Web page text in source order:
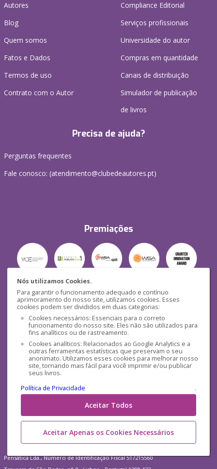
Nós utilizamos Cookies.
Para garantir o funcionamento adequado e contínuo
aprimoramento do nosso site, utilizamos cookies. Esses
cookies podem ser divididos em duas categorias:
Cookies necessários: Essenciais para o correto
funcionamento do nosso site. Eles não são utilizados para
fins analíticos ou de rastreamento.
Cookies analíticos: Relacionados ao Google Analytics e a
outras ferramentas estatísticas que preservam o seu
anonimato. Utilizamos esses cookies para melhorar nosso
site, tornando mais fácil para você imprimir e/ou publicar
seus livros.
Política de Privacidade
.
Aceitar Todos
Aceitar Apenas os Cookies Necessários
Autores
Blog
Quem somos
Fatos e Dados
Termos de uso
Contrato com o Autor
Compliance Editorial
Serviços profissionais
Universidade do autor
Compras em quantidade
Canais de distribuição
Simulador de publicação
de livros
Precisa de ajuda?
Perguntas frequentes
Fale conosco: (atendimento@clubedeautores.pt)
Premiações
Segurança
Mídias Sociais
Pensática Lda., Número de Identificação Fiscal 517215560